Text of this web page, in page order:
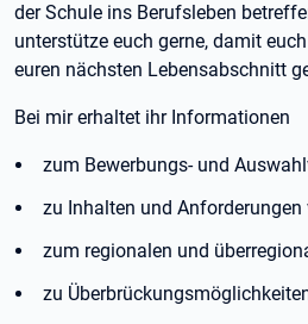
der Schule ins Berufsleben
unterstütze euch gerne, damit
euren nächsten Lebensabschnitt
Bei mir erhaltet ihr Informationen
zum Bewerbungs- und
zu Inhalten und
zum regionalen und
zu